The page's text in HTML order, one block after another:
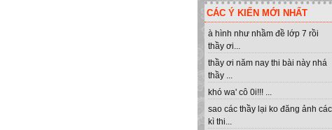
CÁC Ý KIẾN MỚI NHẤT
à hình như nhầm đề lớp 7 rồi
thầy ơi...
thầy ơi năm nay thi bài này nhá
thầy ...
khó wa' cô 0i!!! ...
sao các thầy lại ko đăng ảnh các
kì thi...